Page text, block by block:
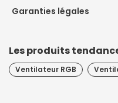
Garanties légales
Les produits
Ventilateur RGB